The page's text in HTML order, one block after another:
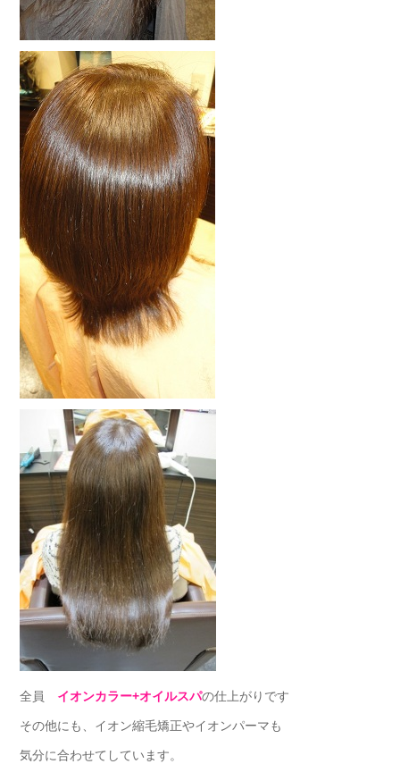
全員 イオンカラー+オイルスパの仕上がりです
その他にも、イオン縮毛矯正やイオンパーマも
気分に合わせてしています。